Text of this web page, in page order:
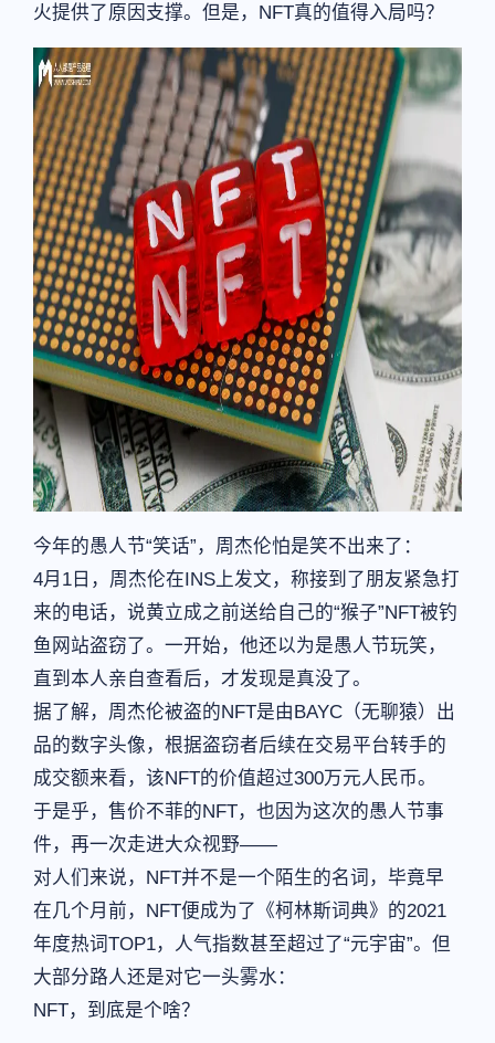
火提供了原因支撑。但是，NFT真的值得入局吗？
今年的愚人节“笑话”，周杰伦怕是笑不出来了：
4月1日，周杰伦在INS上发文，称接到了朋友紧急打
来的电话，说黄立成之前送给自己的“猴子”NFT被钓
鱼网站盗窃了。一开始，他还以为是愚人节玩笑，
直到本人亲自查看后，才发现是真没了。
据了解，周杰伦被盗的NFT是由BAYC（无聊猿）出
品的数字头像，根据盗窃者后续在交易平台转手的
成交额来看，该NFT的价值超过300万元人民币。
于是乎，售价不菲的NFT，也因为这次的愚人节事
件，再一次走进大众视野——
对人们来说，NFT并不是一个陌生的名词，毕竟早
在几个月前，NFT便成为了《柯林斯词典》的2021
年度热词TOP1，人气指数甚至超过了“元宇宙”。但
大部分路人还是对它一头雾水：
NFT，到底是个啥？